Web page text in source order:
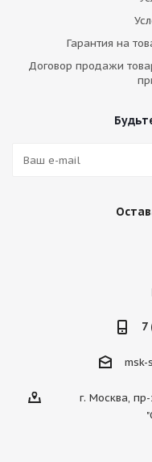
Гарантия на
Договор продажи
7
msk-
г. Москва,